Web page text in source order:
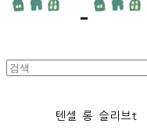
텐셀 롱 슬리브t